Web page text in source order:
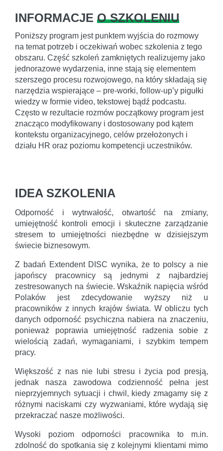
INFORMACJE O SZKOLENIU
Poniższy program jest punktem wyjścia do rozmowy
na temat potrzeb i oczekiwań wobec szkolenia z tego
obszaru. Część szkoleń zamkniętych realizujemy jako
jednorazowe wydarzenia, inne stają się elementem
szerszego procesu rozwojowego, na który składają się
narzędzia wspierające – pre-worki, follow-up’y pigułki
wiedzy w formie video, tekstowej bądź podcastu.
Często w rezultacie rozmów początkowy program jest
znacząco modyfikowany i dostosowany pod kątem
kontekstu organizacyjnego, celów przełożonych i
działu HR oraz poziomu kompetencji uczestników.
IDEA SZKOLENIA
Odporność i wytrwałość, otwartość na zmiany,
umiejętność kontroli emocji i skuteczne zarządzanie
stresem to umiejętności niezbędne w dzisiejszym
świecie biznesowym.
Z badań Extendent DISC wynika, że to polscy a nie
japońscy pracownicy są jednymi z najbardziej
zestresowanych na świecie. Wskaźnik napięcia wśród
Polaków jest zdecydowanie wyższy niż u
pracowników z innych krajów świata. W obliczu tych
danych odporność psychiczna nabiera na znaczeniu,
ponieważ poprawia umiejętność radzenia sobie z
wielością zadań, wymaganiami, i szybkim tempem
pracy.
Większość z nas nie lubi stresu i życia pod presją,
jednak nasza zawodowa codzienność pełna jest
nieprzyjemnych sytuacji i chwil, kiedy zmagamy się z
różnymi naciskami czy wyzwaniami, które wydają się
przekraczać nasze możliwości.
Wysoki poziom odporności pracownika to m.in.
zdolność do spotkania się z kolejnymi klientami mimo